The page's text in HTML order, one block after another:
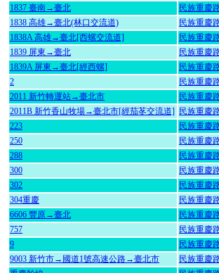
1837 臺南→臺北
民族重慶
1838 高雄→臺北(林口交流道)
民族重慶
1838A 高雄→臺北[西螺交流道]
民族重慶
1839 屏東→臺北
民族重慶
1839A 屏東→臺北[經西螺]
民族重慶
2
民族重慶
2011 新竹轉運站→臺北市
民族重慶
2011B 新竹香山牧場→臺北市[經茄苳交流道]
民族重慶
223
民族重慶
250
民族重慶
288
民族重慶
300
民族重慶
302
民族重慶
304重慶
民族重慶
6606 豐原→臺北
民族重慶
757
民族重慶
9
民族重慶
9003 新竹市→國道1號高速公路→臺北市
民族重慶